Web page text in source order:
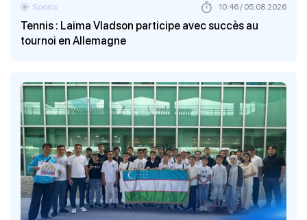
Tennis : Laima Vladson participe avec succès au
tournoi en Allemagne
Sports 10:46 / 05.08.2026